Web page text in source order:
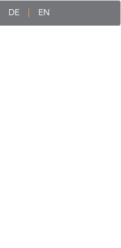
DE EN